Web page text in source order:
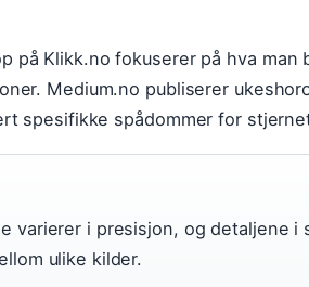
på Klikk.no fokuserer på hva
Medium.no publiserer
spesifikke spådommer for
varierer i presisjon, og detaljene i
ulike kilder.